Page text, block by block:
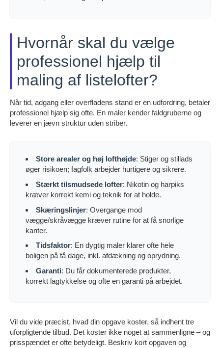
Hvornår skal du vælge
professionel hjælp til
maling af listelofter?
Når tid, adgang eller overfladens stand er en udfordring, betaler
professionel hjælp sig ofte. En maler kender faldgruberne og
leverer en jævn struktur uden striber.
Store arealer og høj lofthøjde: Stiger og stillads
øger risikoen; fagfolk arbejder hurtigere og sikrere.
Stærkt tilsmudsede lofter: Nikotin og harpiks
kræver korrekt kemi og teknik for at holde.
Skæringslinjer: Overgange mod
vægge/skråvægge kræver rutine for at få snorlige
kanter.
Tidsfaktor: En dygtig maler klarer ofte hele
boligen på få dage, inkl. afdækning og oprydning.
Garanti: Du får dokumenterede produkter,
korrekt lagtykkelse og ofte en garanti på arbejdet.
Vil du vide præcist, hvad din opgave koster, så indhent tre
uforpligtende tilbud. Det koster ikke noget at sammenligne – og
prisspændet er ofte betydeligt. Beskriv kort opgaven og